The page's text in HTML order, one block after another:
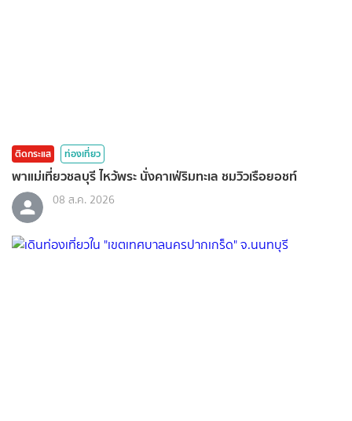
ติดกระแส ท่องเที่ยว
พาแม่เที่ยวชลบุรี ไหว้พระ นั่งคาเฟ่ริมทะเล ชมวิวเรือยอชท์
08 ส.ค. 2026